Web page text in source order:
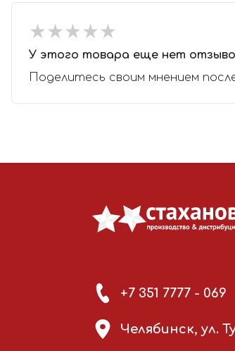
★★★★★
★★★★★
У этого товара еще нет
Поделитесь своим мнением
+7 351 7777 - 069
Челябинск, ул.